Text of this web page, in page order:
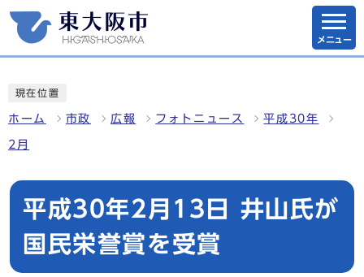
メニュー
現在位置
ホーム 市政 広報 フォトニュース 平成30年
2月
平成30年2月13日 井山氏が
国民栄誉賞を受賞